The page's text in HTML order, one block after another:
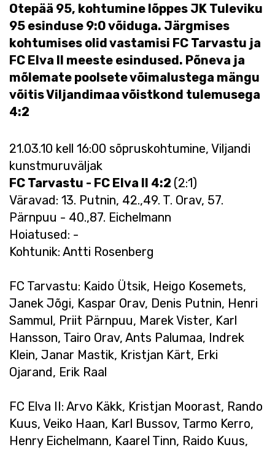
Otepää 95, kohtumine lõppes JK Tuleviku
95 esinduse 9:0 võiduga. Järgmises
kohtumises olid vastamisi FC Tarvastu ja
FC Elva II meeste esindused. Põneva ja
mõlemate poolsete võimalustega mängu
võitis Viljandimaa võistkond tulemusega
4:2
21.03.10 kell 16:00 sõpruskohtumine, Viljandi
kunstmuruväljak
FC Tarvastu - FC Elva II 4:2 (2:1)
Väravad: 13. Putnin, 42.,49. T. Orav, 57.
Pärnpuu - 40.,87. Eichelmann
Hoiatused: -
Kohtunik: Antti Rosenberg
FC Tarvastu: Kaido Ütsik, Heigo Kosemets,
Janek Jõgi, Kaspar Orav, Denis Putnin, Henri
Sammul, Priit Pärnpuu, Marek Vister, Karl
Hansson, Tairo Orav, Ants Palumaa, Indrek
Klein, Janar Mastik, Kristjan Kärt, Erki
Ojarand, Erik Raal
FC Elva II: Arvo Käkk, Kristjan Moorast, Rando
Kuus, Veiko Haan, Karl Bussov, Tarmo Kerro,
Henry Eichelmann, Kaarel Tinn, Raido Kuus,